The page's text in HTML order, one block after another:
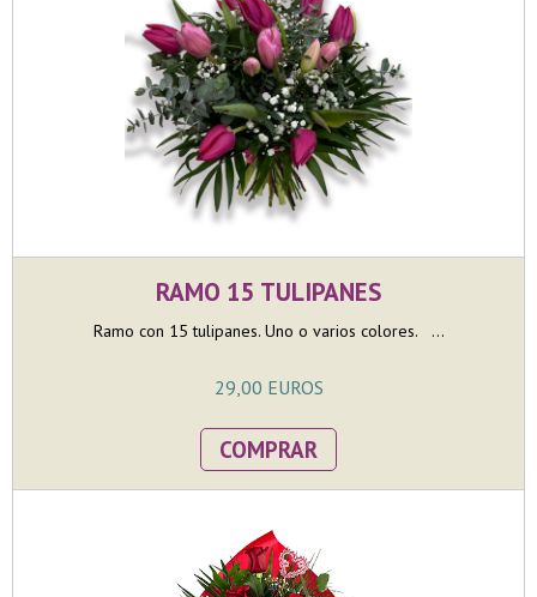
RAMO 15 TULIPANES
Ramo con 15 tulipanes. Uno o varios colores. ...
29,00 EUROS
COMPRAR